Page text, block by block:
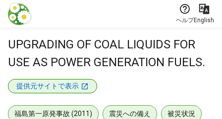
本文に飛ぶ
ヘルプEnglish
UPGRADING OF COAL LIQUIDS FOR
USE AS POWER GENERATION FUELS.
提供元サイトで表示
福島第一原発事故 (2011) 震災への備え 被災状況